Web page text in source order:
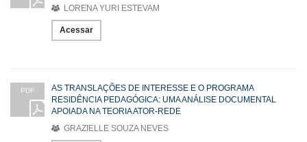
LORENA YURI ESTEVAM
Acessar
PDF
AS TRANSLAÇÕES DE INTERESSE E O PROGRAMA
RESIDÊNCIA PEDAGÓGICA: UMA ANÁLISE DOCUMENTAL
APOIADA NA TEORIA ATOR-REDE
GRAZIELLE SOUZA NEVES